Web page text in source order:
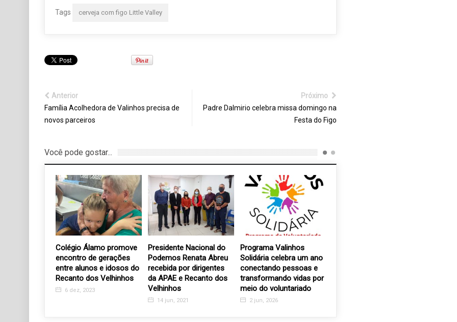
Tags cerveja com figo Little Valley
Anterior
Família Acolhedora de Valinhos precisa de
novos parceiros
Próximo
Padre Dalmirio celebra missa domingo na
Festa do Figo
Você pode gostar...
Colégio Álamo promove
encontro de gerações
entre alunos e idosos do
Recanto dos Velhinhos
6 dez, 2023
Presidente Nacional do
Podemos Renata Abreu
recebida por dirigentes
da APAE e Recanto dos
Velhinhos
14 jun, 2021
Programa Valinhos
Solidária celebra um ano
conectando pessoas e
transformando vidas por
meio do voluntariado
2 jun, 2026